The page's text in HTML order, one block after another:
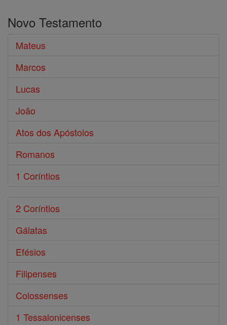
Bíblia
Novo Testamento
Mateus
Marcos
Lucas
João
Atos dos Apóstolos
Romanos
1 Coríntios
2 Coríntios
Gálatas
Efésios
Filipenses
Colossenses
1 Tessalonicenses